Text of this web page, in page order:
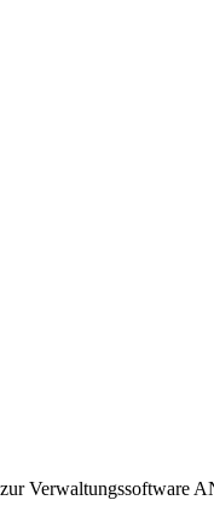
Verwaltungssoftware